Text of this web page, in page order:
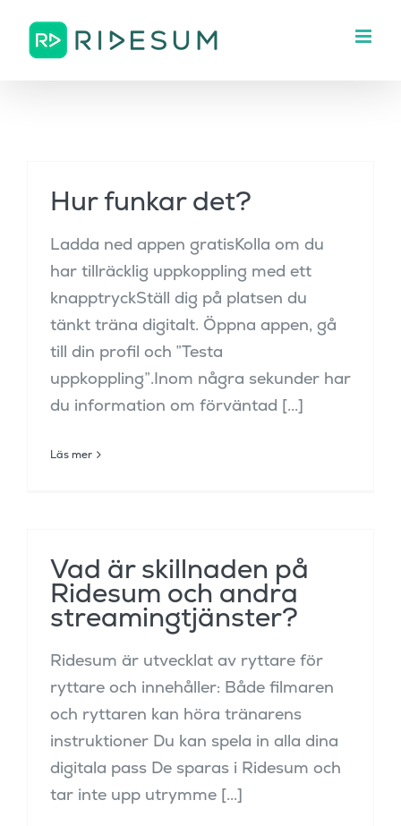
innehållet
Hur funkar det?
Ladda ned appen gratisKolla om du
har tillräcklig uppkoppling med ett
knapptryckStäll dig på platsen du
tänkt träna digitalt. Öppna appen, gå
till din profil och ”Testa
uppkoppling”.Inom några sekunder har
du information om förväntad [...]
Läs mer
Vad är skillnaden på
Ridesum och andra
streamingtjänster?
Ridesum är utvecklat av ryttare för
ryttare och innehåller: Både filmaren
och ryttaren kan höra tränarens
instruktioner Du kan spela in alla dina
digitala pass De sparas i Ridesum och
tar inte upp utrymme [...]